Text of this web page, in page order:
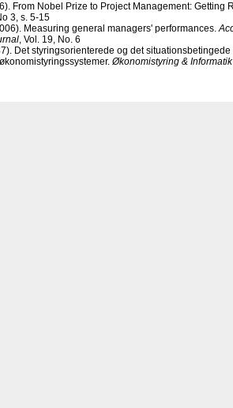
From Nobel Prize to Project Management: Getting
3, s. 5-15
Measuring general managers' performances.
, Vol. 19, No. 6
Det styringsorienterede og det
Økonomistyring & Informatik